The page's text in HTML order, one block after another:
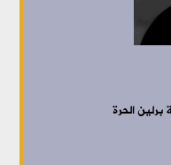
الحرة